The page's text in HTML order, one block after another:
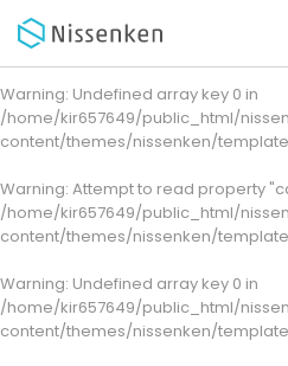
Warning: Undefined array key 0 in
/home/kir657649/public_html/
content/themes/nissenken/
Warning: Attempt to read property
/home/kir657649/public_html/
content/themes/nissenken/
Warning: Undefined array key 0 in
/home/kir657649/public_html/
content/themes/nissenken/